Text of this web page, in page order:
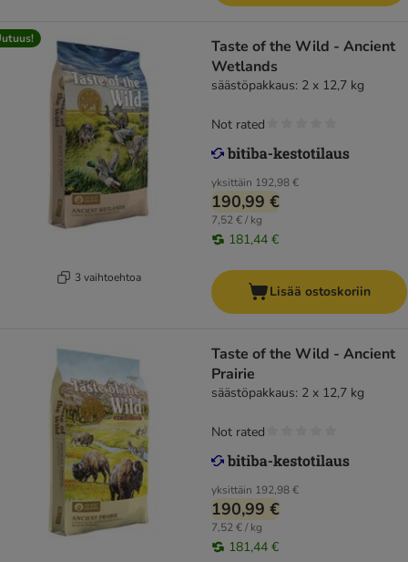
3 vaihtoehtoa
Taste of the Wild - Ancient
Wetlands
säästöpakkaus: 2 x 12,7 kg
yksittäin 192,98 €
190,99 €
7,52 € / kg
181,44 €
Not rated
Lisää ostoskoriin
Taste of the Wild - Ancient
Prairie
säästöpakkaus: 2 x 12,7 kg
yksittäin 192,98 €
190,99 €
7,52 € / kg
181,44 €
Not rated